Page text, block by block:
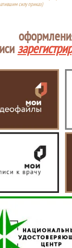
силу приказ)